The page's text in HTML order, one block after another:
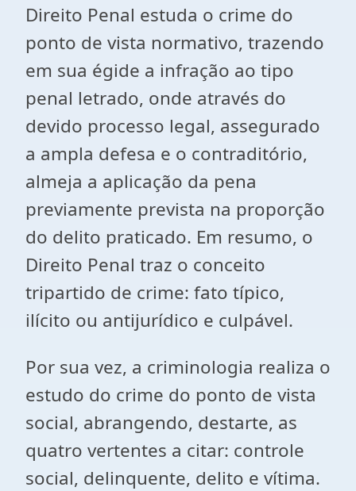
Direito Penal estuda o crime do
ponto de vista normativo, trazendo
em sua égide a infração ao tipo
penal letrado, onde através do
devido processo legal, assegurado
a ampla defesa e o contraditório,
almeja a aplicação da pena
previamente prevista na proporção
do delito praticado. Em resumo, o
Direito Penal traz o conceito
tripartido de crime: fato típico,
ilícito ou antijurídico e culpável.
Por sua vez, a criminologia realiza o
estudo do crime do ponto de vista
social, abrangendo, destarte, as
quatro vertentes a citar: controle
social, delinquente, delito e vítima.